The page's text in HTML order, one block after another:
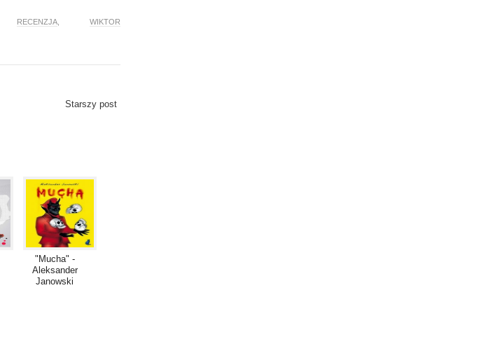
RECENZJA
WIKTOR
Starszy post
"Mucha" -
Aleksander
Janowski